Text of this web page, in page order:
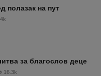
полазак на пут
за благослов деце
16.3k